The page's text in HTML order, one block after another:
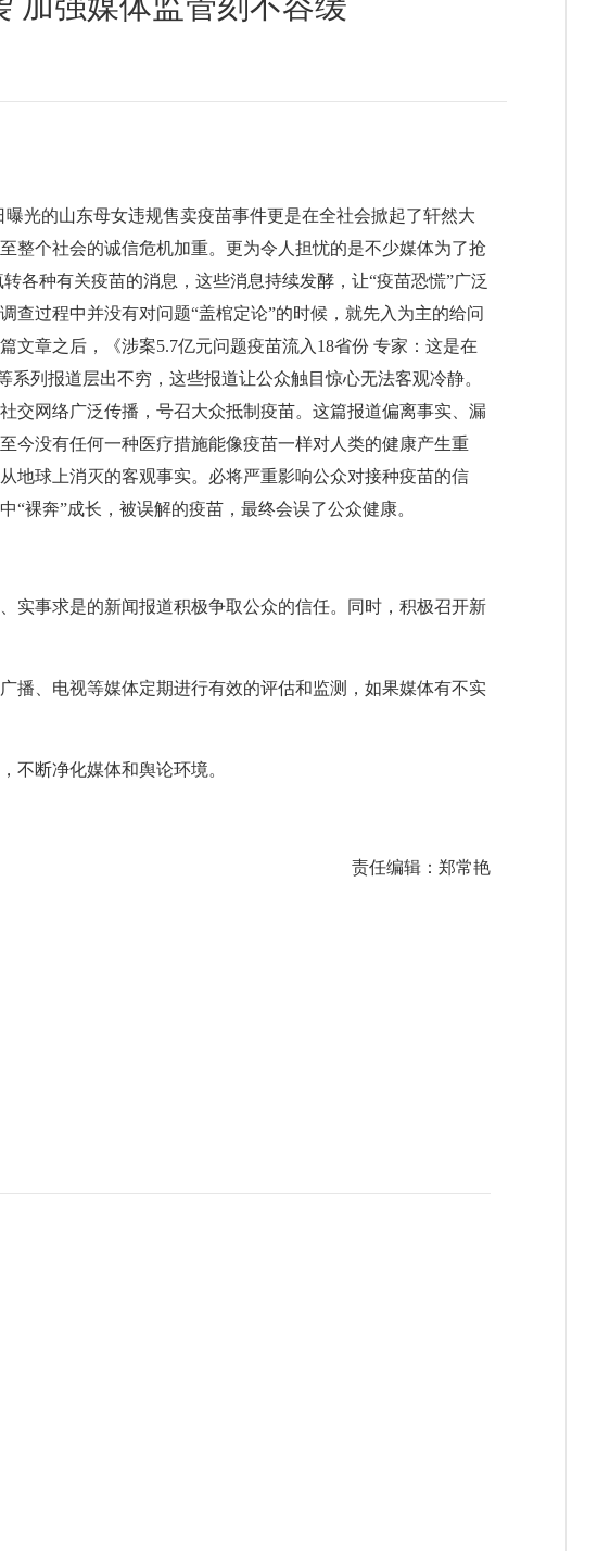
光的山东母女违规售卖疫苗事件更是在全社会掀起了轩然大
整个社会的诚信危机加重。更为令人担忧的是不少媒体为了抢
各种有关疫苗的消息，这些消息持续发酵，让“疫苗恐慌”广泛
过程中并没有对问题“盖棺定论”的时候，就先入为主的给问
文章之后，《涉案5.7亿元问题疫苗流入18省份 专家：这是在
列报道层出不穷，这些报道让公众触目惊心无法客观冷静。
交网络广泛传播，号召大众抵制疫苗。这篇报道偏离事实、漏
今没有任何一种医疗措施能像疫苗一样对人类的健康产生重
地球上消灭的客观事实。必将严重影响公众对接种疫苗的信
裸奔”成长，被误解的疫苗，最终会误了公众健康。
实事求是的新闻报道积极争取公众的信任。同时，积极召开新
播、电视等媒体定期进行有效的评估和监测，如果媒体有不实
不断净化媒体和舆论环境。
责任编辑：郑常艳